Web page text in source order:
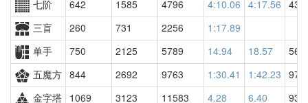
七阶 642 1585 4796 4:10.06 4:17.56
三盲
260 731 2256
1:17.89
单手
750 2125 5789 14.94 18.57
五魔方 844 2692 9763 1:30.41 1:42.23
金字塔 1069 3123 11583 4.28 6.40